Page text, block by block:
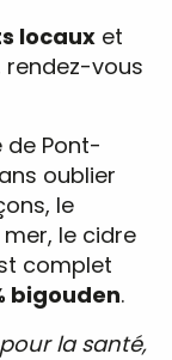
locaux et
rendez-vous
de Pont-
oublier
le
le cidre
complet
bigouden.
la santé,